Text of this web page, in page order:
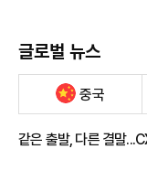
글로벌 뉴스
중국
같은 출발, 다른 결말